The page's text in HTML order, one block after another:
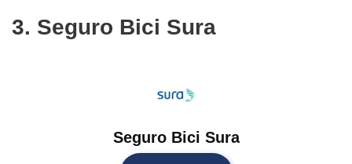
3. Seguro Bici Sura
Seguro Bici Sura